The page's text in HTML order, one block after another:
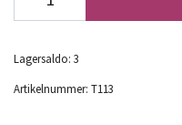
Lagersaldo: 3
Artikelnummer: T113